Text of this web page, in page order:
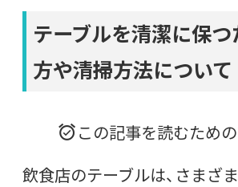
テーブルを清潔に保
方や清掃方法について
この記事を読むための
飲食店のテーブルは、さまざ